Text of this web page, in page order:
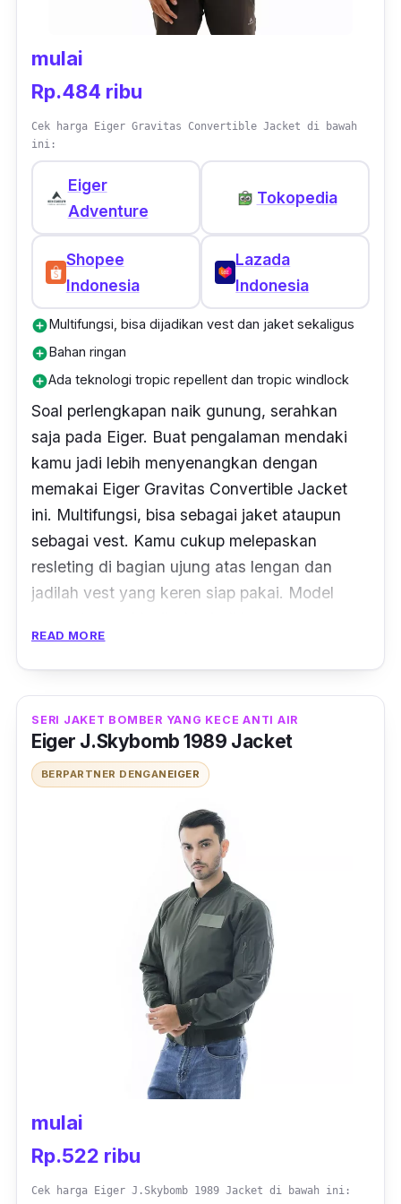
mulai
Rp.484 ribu
Cek harga Eiger Gravitas Convertible Jacket di bawah
ini:
Eiger
Adventure
Tokopedia
Shopee
Indonesia
Lazada
Indonesia
add_circle Multifungsi, bisa dijadikan vest dan jaket sekaligus
add_circle Bahan ringan
add_circleAda teknologi tropic repellent dan tropic windlock
Soal perlengkapan naik gunung, serahkan
saja pada Eiger. Buat pengalaman mendaki
kamu jadi lebih menyenangkan dengan
memakai Eiger Gravitas Convertible Jacket
ini. Multifungsi, bisa sebagai jaket ataupun
sebagai vest. Kamu cukup melepaskan
resleting di bagian ujung atas lengan dan
jadilah vest yang keren siap pakai. Model
banyak orang.
segala kegiatanhikingmaupun lari dalam
berbagai kondisi cuaca. Apalagi sudah
dipasang fitur anti gerah berupa teknologi
tropic repellent dan tropic windlock
sempurna menahan hembusan angin atau
hawa dingin menusuk kulit.
Ditambah lagi, sistem ventilasi pada bagian
punggung mencegah keringat sehingga tidak
membuat lengket. Tak ketinggalan saku
samping yang pas dengan ukuran tangan.
Jaket Eiger keren ini bisa kamu dapatkan
dengan harga di bawah satu jutaan. Varian
warnanya sendiri tersedia dalam warna hitam
. Manakah yang jadi favorit kamu?
READ MORE
SERI JAKET BOMBER YANG KECE ANTI AIR
Eiger J.Skybomb 1989 Jacket
BERPARTNER DENGAN EIGER
mulai
Rp.522 ribu
Cek harga Eiger J.Skybomb 1989 Jacket di bawah ini: